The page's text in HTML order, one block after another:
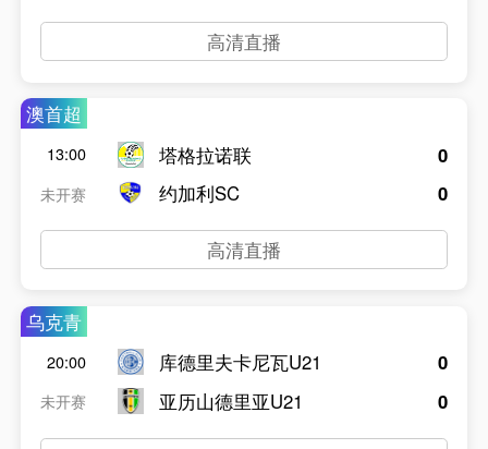
高清直播
澳首超
13:00
未开赛
塔格拉诺联
约加利SC
0
0
高清直播
乌克青
20:00
未开赛
库德里夫卡尼瓦U21
亚历山德里亚U21
0
0